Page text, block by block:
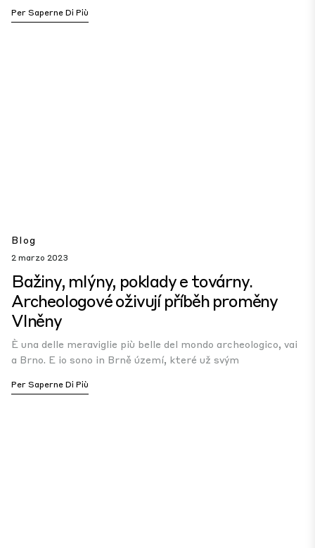
Per Saperne Di Più
Blog
2 marzo 2023
Bažiny, mlýny, poklady e továrny.
Archeologové oživují příběh proměny
Vlněny
È una delle meraviglie più belle del mondo archeologico, vai
a Brno. E io sono in Brně území, které už svým
Per Saperne Di Più